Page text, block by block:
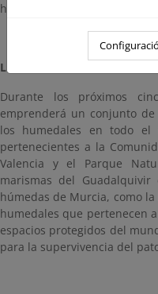
humanas.
LIFE CERCETA PARDILLA
Durante los próximos
emprenderá un conjunto
los humedales en todo el
pertenecientes a la
Valencia y el Parque
marismas del
húmedas de Murcia, como
humedales que pertenecen
espacios protegidos del
para la supervivencia del